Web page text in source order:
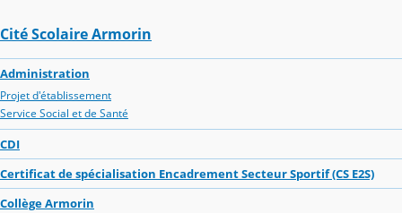
Cité Scolaire Armorin
Administration
Projet d'établissement
Service Social et de Santé
CDI
Certificat de spécialisation Encadrement Secteur Sportif (CS E2S)
Collège Armorin